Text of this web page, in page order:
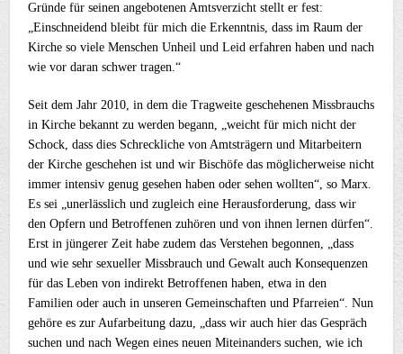
Gründe für seinen angebotenen Amtsverzicht stellt er fest:
„Einschneidend bleibt für mich die Erkenntnis, dass im Raum der
Kirche so viele Menschen Unheil und Leid erfahren haben und nach
wie vor daran schwer tragen.“
Seit dem Jahr 2010, in dem die Tragweite geschehenen Missbrauchs
in Kirche bekannt zu werden begann, „weicht für mich nicht der
Schock, dass dies Schreckliche von Amtsträgern und Mitarbeitern
der Kirche geschehen ist und wir Bischöfe das möglicherweise nicht
immer intensiv genug gesehen haben oder sehen wollten“, so Marx.
Es sei „unerlässlich und zugleich eine Herausforderung, dass wir
den Opfern und Betroffenen zuhören und von ihnen lernen dürfen“.
Erst in jüngerer Zeit habe zudem das Verstehen begonnen, „dass
und wie sehr sexueller Missbrauch und Gewalt auch Konsequenzen
für das Leben von indirekt Betroffenen haben, etwa in den
Familien oder auch in unseren Gemeinschaften und Pfarreien“. Nun
gehöre es zur Aufarbeitung dazu, „dass wir auch hier das Gespräch
suchen und nach Wegen eines neuen Miteinanders suchen, wie ich